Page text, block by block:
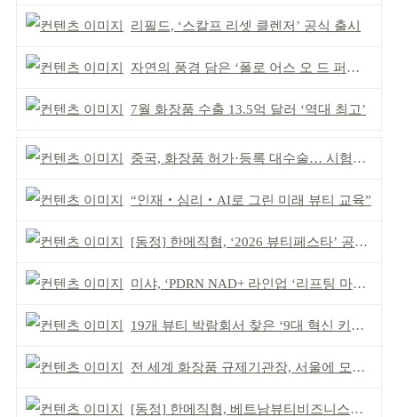
리필드, ‘스칼프 리셋 클렌저’ 공식 출시
자연의 풍경 담은 ‘폴로 어스 오 드 퍼퓸’ 4종 출시
7월 화장품 수출 13.5억 달러 ‘역대 최고’
중국, 화장품 허가·등록 대수술… 시험자료 공용 허용
“인재‧심리‧AI로 그린 미래 뷰티 교육”
[동정] 한메직협, ‘2026 뷰티페스타’ 공동 주최
미샤, ‘PDRN NAD+ 라인업 ‘리프팅 마스크’ 출시
19개 뷰티 박람회서 찾은 ‘9대 혁신 키워드’
전 세계 화장품 규제기관장, 서울에 모인다
[동정] 한메직협, 베트남뷰티비즈니스협회와 MOU